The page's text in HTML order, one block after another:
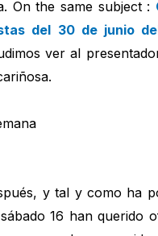
On the same subject :
del 30 de junio
ver al
y tal y como ha
16 han querido